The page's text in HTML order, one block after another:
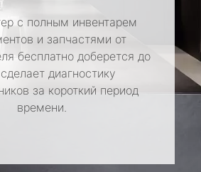
с полным инвентарем
и запчастями от
бесплатно доберется до
диагностику
за короткий период
времени.